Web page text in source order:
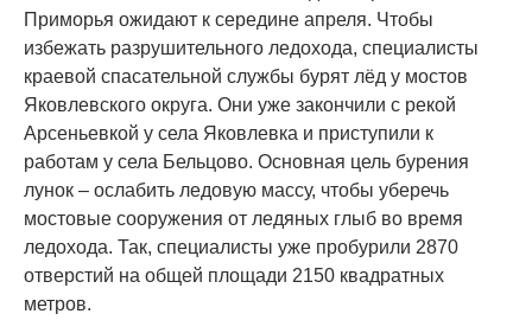
Приморья ожидают к середине апреля. Чтобы
избежать разрушительного ледохода, специалисты
краевой спасательной службы бурят лёд у мостов
Яковлевского округа. Они уже закончили с рекой
Арсеньевкой у села Яковлевка и приступили к
работам у села Бельцово. Основная цель бурения
лунок – ослабить ледовую массу, чтобы уберечь
мостовые сооружения от ледяных глыб во время
ледохода. Так, специалисты уже пробурили 2870
отверстий на общей площади 2150 квадратных
метров.